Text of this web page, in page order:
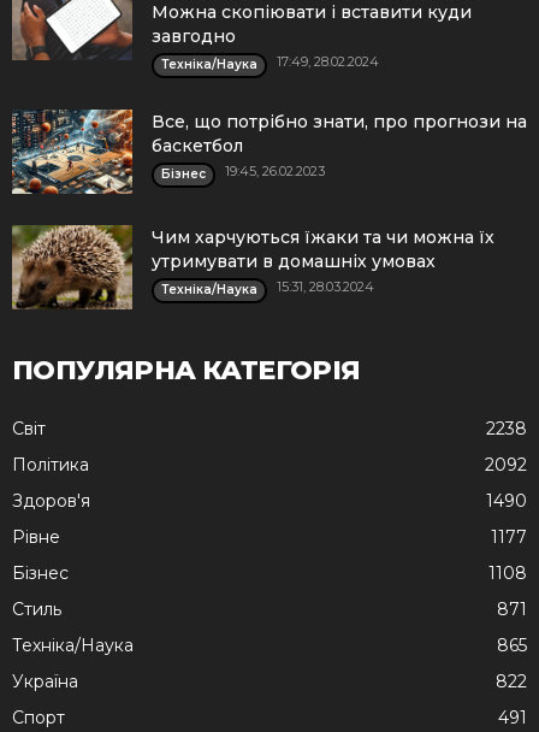
Можна скопіювати і вставити куди
завгодно
Техніка/Наука 17:49, 28.02.2024
Все, що потрібно знати, про прогнози на
баскетбол
Бізнес 19:45, 26.02.2023
Чим харчуються їжаки та чи можна їх
утримувати в домашніх умовах
Техніка/Наука 15:31, 28.03.2024
ПОПУЛЯРНА КАТЕГОРІЯ
Cвіт
2238
Політика
2092
Здоров'я
1490
Рівне
1177
Бізнес
1108
Стиль
871
Техніка/Наука
865
Україна
822
Спорт
491